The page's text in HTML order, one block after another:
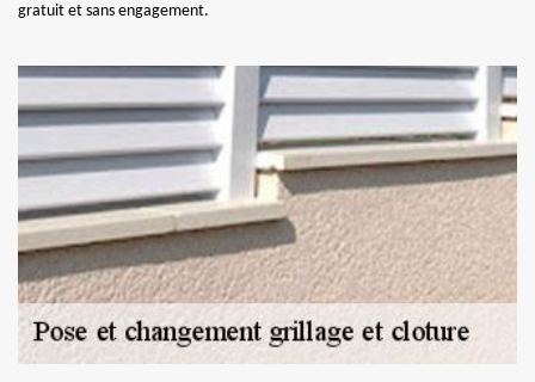
gratuit et sans engagement.